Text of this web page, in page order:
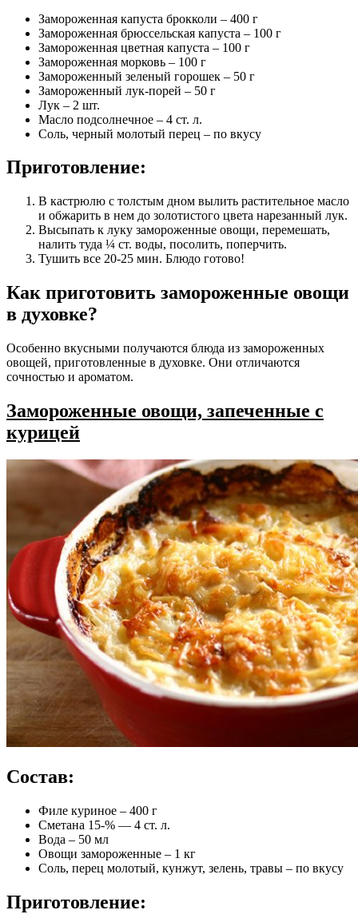
Замороженная капуста брокколи – 400 г
Замороженная брюссельская капуста – 100 г
Замороженная цветная капуста – 100 г
Замороженная морковь – 100 г
Замороженный зеленый горошек – 50 г
Замороженный лук-порей – 50 г
Лук – 2 шт.
Масло подсолнечное – 4 ст. л.
Соль, черный молотый перец – по вкусу
Приготовление:
В кастрюлю с толстым дном вылить растительное масло
и обжарить в нем до золотистого цвета нарезанный лук.
Высыпать к луку замороженные овощи, перемешать,
налить туда ¼ ст. воды, посолить, поперчить.
Тушить все 20-25 мин. Блюдо готово!
Как приготовить замороженные овощи
в духовке?
Особенно вкусными получаются блюда из замороженных
овощей, приготовленные в духовке. Они отличаются
сочностью и ароматом.
Замороженные овощи, запеченные с
курицей
Состав:
Филе куриное – 400 г
Сметана 15-% — 4 ст. л.
Вода – 50 мл
Овощи замороженные – 1 кг
Соль, перец молотый, кунжут, зелень, травы – по вкусу
Приготовление: